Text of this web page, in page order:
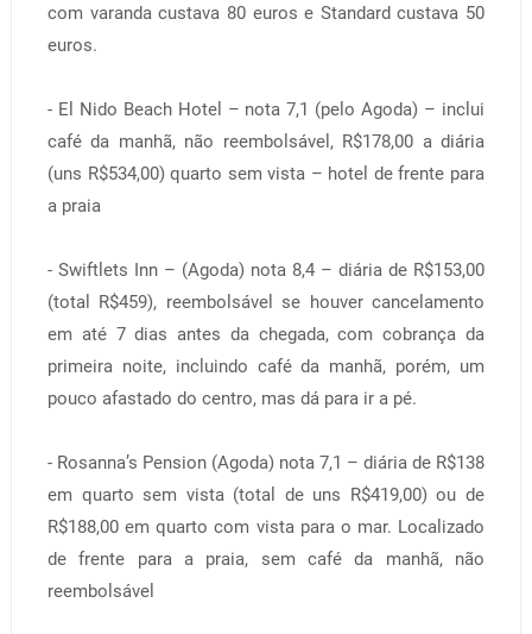
com varanda custava 80 euros e Standard custava 50
euros.
- El Nido Beach Hotel – nota 7,1 (pelo Agoda) – inclui
café da manhã, não reembolsável, R$178,00 a diária
(uns R$534,00) quarto sem vista – hotel de frente para
a praia
- Swiftlets Inn – (Agoda) nota 8,4 – diária de R$153,00
(total R$459), reembolsável se houver cancelamento
em até 7 dias antes da chegada, com cobrança da
primeira noite, incluindo café da manhã, porém, um
pouco afastado do centro, mas dá para ir a pé.
- Rosanna’s Pension (Agoda) nota 7,1 – diária de R$138
em quarto sem vista (total de uns R$419,00) ou de
R$188,00 em quarto com vista para o mar. Localizado
de frente para a praia, sem café da manhã, não
reembolsável